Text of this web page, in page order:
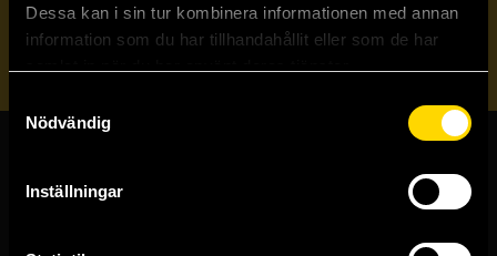
Dessa kan i sin tur kombinera informationen med annan
information som du har tillhandahållit eller som de har
Nödvändig
Inställningar
Skicka
Butiker & kundtjänst